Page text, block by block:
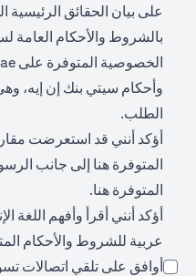
على بيان الحقائق الرئيسية
بالشروط والأحكام العامة
الخصوصية المتوفرة على
وأحكام سيتي بنك إن إيه،
الطلب.
أؤكد أنني قد استعرضت
المتوفرة هنا إلى جانب
المتوفرة هنا(opens in a new tab).
أؤكد أنني أقرأ وأفهم اللغة
عربية للشروط والأحكام
أوافق على تلقي اتصالات